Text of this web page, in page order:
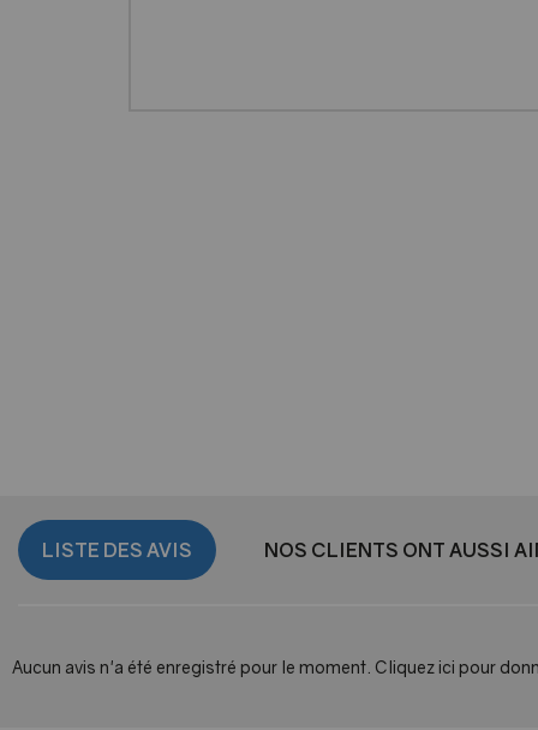
LISTE DES AVIS NOS CLIENTS ONT AUSSI
Aucun avis n'a été enregistré pour le moment. Cliquez ici pour